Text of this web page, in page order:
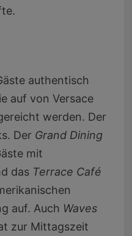
authentisch
auf von Versace
werden. Der
Der Grand Dining
mit
das Terrace Café
auf. Auch Waves
zur Mittagszeit